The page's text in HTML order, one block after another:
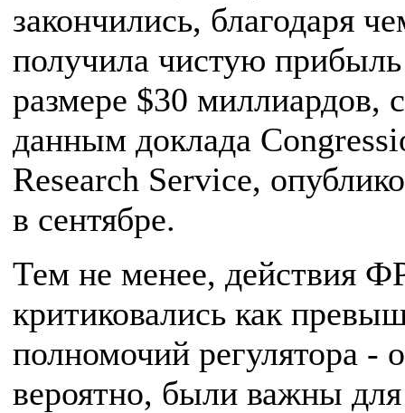
закончились, благодаря
получила чистую
размере $30 миллиардов,
данным доклада
Research Service,
в сентябре.
Тем не менее, действия
критиковались как
полномочий регулятора -
вероятно, были важны для